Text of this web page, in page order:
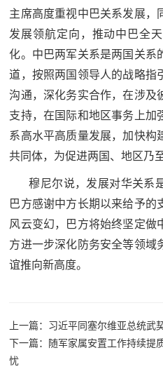
政
要
闻
追
踪
国
防
法
规
国
防
国
识
国
全
主席高度重视中巴关系发展，
发展领航定向，推动中巴全
化。中巴两军关系是两国关系
道，按照两国领导人的战略指
沟通，深化务实合作，在涉及
支持，在国际和地区事务上加
系高水平高质量发展，加快构
共同体，为促进两国、地区乃
穆尼尔说，发展对华关系
巴方感谢中方长期以来给予的
风云变幻，巴方将始终坚定做
方进一步深化防务安全等领域
谊推向新高度。
上一篇：习近平同塞尔维亚总统武
下一篇：随军家属安置工作持续
忧